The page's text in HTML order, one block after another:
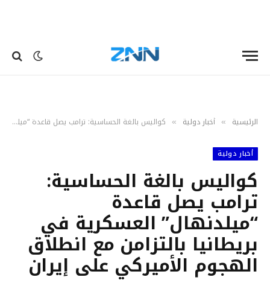
الرئيسية » أخبار دولية » كواليس بالغة الحساسية: ترامب يصل قاعدة “ميلدنهال” العسكرية في بريطانيا بالتزامن مع انطلاق الهجوم الأميركي على إيران
أخبار دولية
كواليس بالغة الحساسية:
ترامب يصل قاعدة
“ميلدنهال” العسكرية في
بريطانيا بالتزامن مع انطلاق
الهجوم الأميركي على إيران